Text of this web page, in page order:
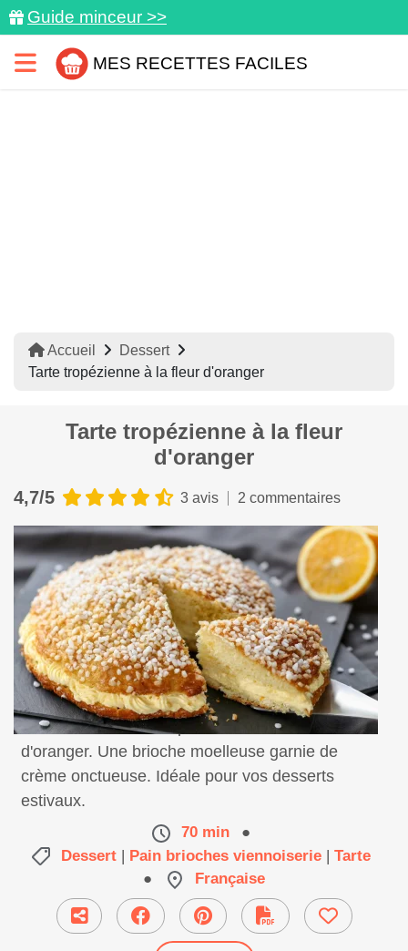
Guide minceur >>
MES RECETTES FACILES
Accueil
Dessert
Tarte tropézienne à la fleur d'oranger
Tarte tropézienne à la fleur
d'oranger
4,7/5 3 avis 2 commentaires
Découvrez la tarte tropézienne à la fleur
d'oranger. Une brioche moelleuse garnie de
crème onctueuse. Idéale pour vos desserts
estivaux.
70 min
●
Dessert | Pain brioches viennoiserie | Tarte
●
Française